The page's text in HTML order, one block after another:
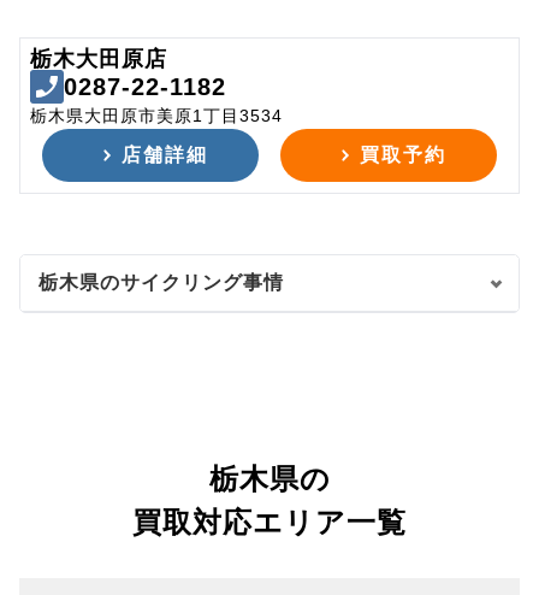
栃木大田原店
0287-22-1182
栃木県大田原市美原1丁目3534
店舗詳細 買取予約
栃木県のサイクリング事情
栃木県の
買取対応エリア一覧